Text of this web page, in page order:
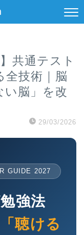
共通テスト
全技術｜脳
い脳」を改
29/03/2026
GUIDE 2027
強法
聴ける